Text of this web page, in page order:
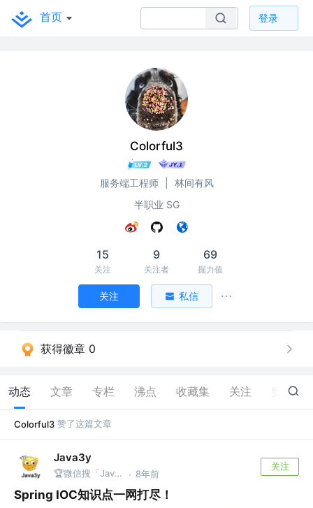
首页 登录
Colorful3
服务端工程师
林间有风
半职业 SG
15
关注
9
关注者
69
掘力值
关注 私信
获得徽章 0
动态 文章 专栏 沸点 收藏集 关注 17
Colorful3 赞了这篇文章
Java3y
🏆微信搜「Java3y」获取原创电子书 · 8年前
关注
Spring IOC知识点一网打尽！